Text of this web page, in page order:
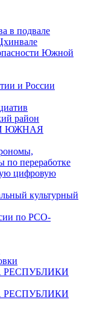
в подвале
Южной
и России
район
ЮЖНАЯ
по переработке
цифровую
культурный
по РСО-